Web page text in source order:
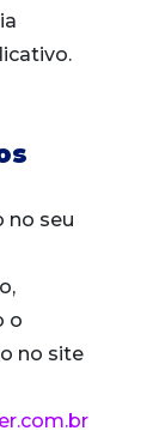
no seu
o
no site